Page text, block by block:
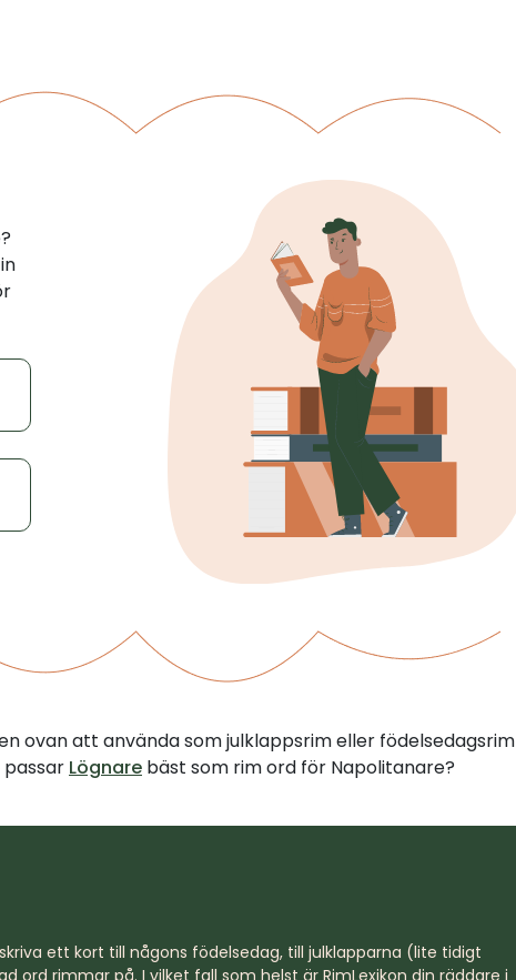
ovan att använda som julklappsrim eller födelsedagsrim
Lögnare bäst som rim ord för Napolitanare?
ett kort till någons födelsedag, till julklapparna (lite tidigt
ord rimmar på. I vilket fall som helst är RimLexikon din räddare i